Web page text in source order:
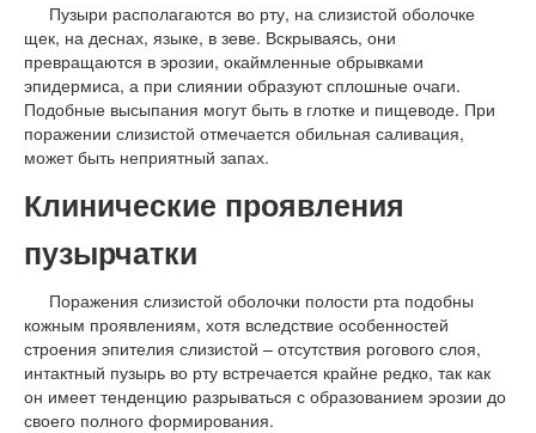
Пузыри располагаются во рту, на слизистой оболочке
щек, на деснах, языке, в зеве. Вскрываясь, они
превращаются в эрозии, окаймленные обрывками
эпидермиса, а при слиянии образуют сплошные очаги.
Подобные высыпания могут быть в глотке и пищеводе. При
поражении слизистой отмечается обильная саливация,
может быть неприятный запах.
Клинические проявления
пузырчатки
Поражения слизистой оболочки полости рта подобны
кожным проявлениям, хотя вследствие особенностей
строения эпителия слизистой – отсутствия рогового слоя,
интактный пузырь во рту встречается крайне редко, так как
он имеет тенденцию разрываться с образованием эрозии до
своего полного формирования.